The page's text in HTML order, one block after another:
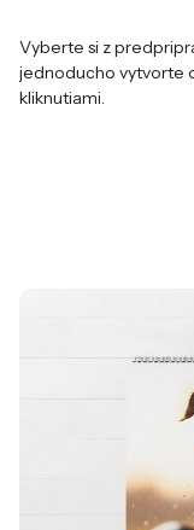
Vyberte si z
jednoducho vytvorte
kliknutiami.